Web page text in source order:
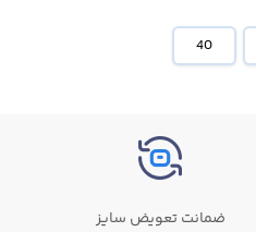
40
ضمانت تعویض سایز